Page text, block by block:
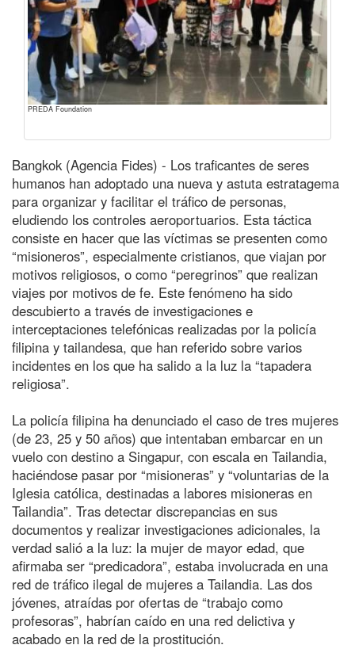
PREDA Foundation
Bangkok (Agencia Fides) - Los traficantes de seres
humanos han adoptado una nueva y astuta estratagema
para organizar y facilitar el tráfico de personas,
eludiendo los controles aeroportuarios. Esta táctica
consiste en hacer que las víctimas se presenten como
“misioneros”, especialmente cristianos, que viajan por
motivos religiosos, o como “peregrinos” que realizan
viajes por motivos de fe. Este fenómeno ha sido
descubierto a través de investigaciones e
interceptaciones telefónicas realizadas por la policía
filipina y tailandesa, que han referido sobre varios
incidentes en los que ha salido a la luz la “tapadera
religiosa”.
La policía filipina ha denunciado el caso de tres mujeres
(de 23, 25 y 50 años) que intentaban embarcar en un
vuelo con destino a Singapur, con escala en Tailandia,
haciéndose pasar por “misioneras” y “voluntarias de la
Iglesia católica, destinadas a labores misioneras en
Tailandia”. Tras detectar discrepancias en sus
documentos y realizar investigaciones adicionales, la
verdad salió a la luz: la mujer de mayor edad, que
afirmaba ser “predicadora”, estaba involucrada en una
red de tráfico ilegal de mujeres a Tailandia. Las dos
jóvenes, atraídas por ofertas de “trabajo como
profesoras”, habrían caído en una red delictiva y
acabado en la red de la prostitución.